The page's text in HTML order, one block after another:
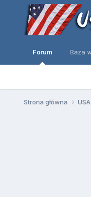
Forum Baza
Strona główna